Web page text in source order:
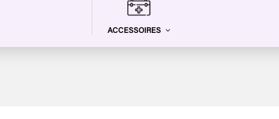
ACCESSOIRES